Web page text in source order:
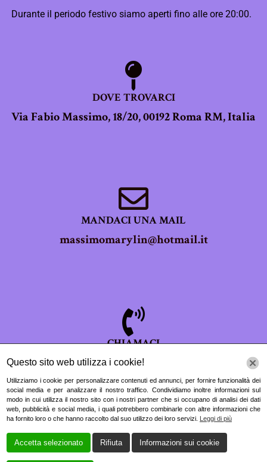
Durante il periodo festivo siamo aperti fino alle ore 20:00.
DOVE TROVARCI
Via Fabio Massimo, 18/20, 00192 Roma RM, Italia
MANDACI UNA MAIL
massimomarylin@hotmail.it
CHIAMACI
063243234
Questo sito web utilizza i cookie!
Utilizziamo i cookie per personalizzare contenuti ed annunci, per fornire funzionalità dei
social media e per analizzare il nostro traffico. Condividiamo inoltre informazioni sul
modo in cui utilizza il nostro sito con i nostri partner che si occupano di analisi dei dati
web, pubblicità e social media, i quali potrebbero combinarle con altre informazioni che
ha fornito loro o che hanno raccolto dal suo utilizzo dei loro servizi. Leggi di più
Accetta selezionato Rifiuta Informazioni sui cookie